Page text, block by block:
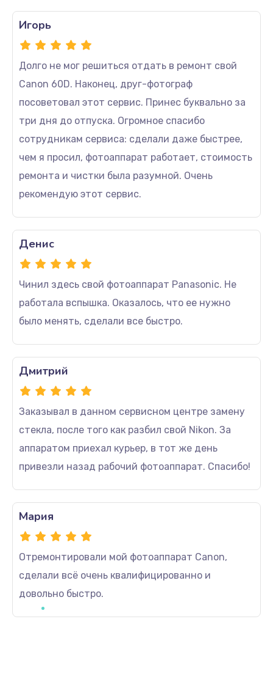
Долго не мог решиться отдать в ремонт свой
Canon 60D. Наконец, друг-фотограф
посоветовал этот сервис. Принес буквально за
три дня до отпуска. Огромное спасибо
сотрудникам сервиса: сделали даже быстрее,
чем я просил, фотоаппарат работает, стоимость
ремонта и чистки была разумной. Очень
рекомендую этот сервис.
Игорь
Чинил здесь свой фотоаппарат Panasonic. Не
работала вспышка. Оказалось, что ее нужно
было менять, сделали все быстро.
Денис
Заказывал в данном сервисном центре замену
стекла, после того как разбил свой Nikon. За
аппаратом приехал курьер, в тот же день
привезли назад рабочий фотоаппарат. Спасибо!
Дмитрий
Отремонтировали мой фотоаппарат Canon,
сделали всё очень квалифицированно и
довольно быстро.
Мария